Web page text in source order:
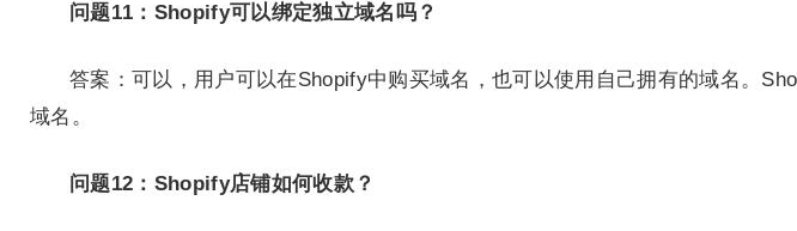
问题11：Shopify可以绑定独立域名吗？
答案：可以，用户可以在Shopify中购买域名，也可以使用自己拥有的域名。
域名。
问题12：Shopify店铺如何收款？